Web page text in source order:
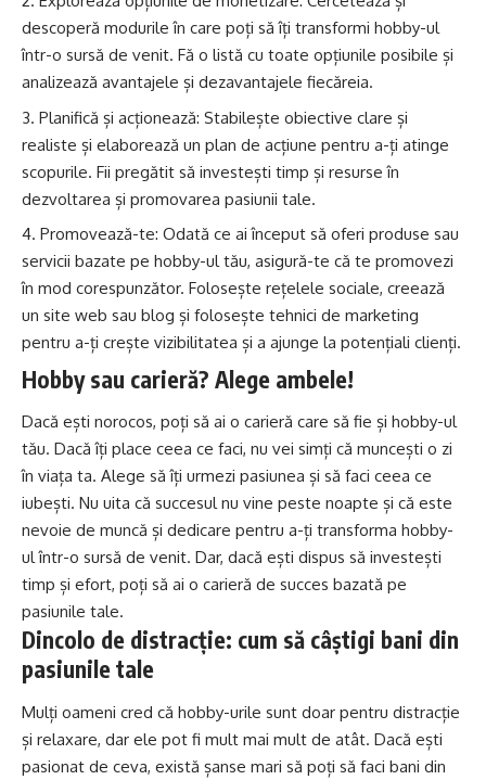
descoperă modurile în care poți să îți transformi hobby-ul
într-o sursă de venit. Fă o listă cu toate opțiunile posibile și
analizează avantajele și dezavantajele fiecăreia.
Planifică și acționează: Stabilește obiective clare și
realiste și elaborează un plan de acțiune pentru a-ți atinge
scopurile. Fii pregătit să investești timp și resurse în
dezvoltarea și promovarea pasiunii tale.
Promovează-te: Odată ce ai început să oferi produse sau
servicii bazate pe hobby-ul tău, asigură-te că te promovezi
în mod corespunzător. Folosește rețelele sociale, creează
un site web sau blog și folosește tehnici de marketing
pentru a-ți crește vizibilitatea și a ajunge la potențiali clienți.
Hobby sau carieră? Alege ambele!
Dacă ești norocos, poți să ai o carieră care să fie și hobby-ul
tău. Dacă îți place ceea ce faci, nu vei simți că muncești o zi
în viața ta. Alege să îți urmezi pasiunea și să faci ceea ce
iubești. Nu uita că succesul nu vine peste noapte și că este
nevoie de muncă și dedicare pentru a-ți transforma hobby-
ul într-o sursă de venit. Dar, dacă ești dispus să investești
timp și efort, poți să ai o carieră de succes bazată pe
pasiunile tale.
Dincolo de distracție: cum să câștigi bani din
pasiunile tale
Mulți oameni cred că hobby-urile sunt doar pentru distracție
și relaxare, dar ele pot fi mult mai mult de atât. Dacă ești
pasionat de ceva, există șanse mari să poți să faci bani din